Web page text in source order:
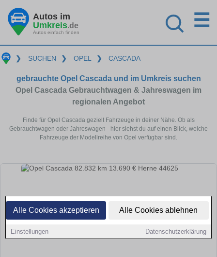
Alle Cookies akzeptieren Alle Cookies ablehnen
Einstellungen Datenschutzerklärung
Autos im
Umkreis.de
Autos einfach finden
☰
❯ SUCHEN ❯ OPEL ❯ CASCADA
gebrauchte Opel Cascada und im Umkreis suchen
Opel Cascada Gebrauchtwagen & Jahreswagen im
regionalen Angebot
Finde für Opel Cascada gezielt Fahrzeuge in deiner Nähe. Ob als
Gebrauchtwagen oder Jahreswagen - hier siehst du auf einen Blick, welche
Fahrzeuge der Modellreihe von Opel verfügbar sind.